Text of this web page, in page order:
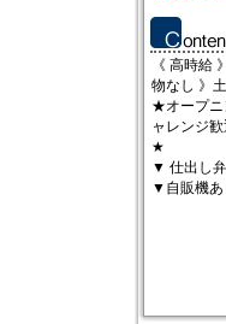
《 高時給
物なし 》
★オープニ
ャレンジ歓
★
▼ 仕出し
▼自販機あ